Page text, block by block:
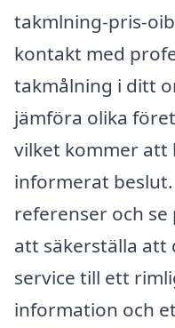
takmlning-pris-
kontakt med
takmålning i ditt
jämföra olika
vilket kommer
informerat
referenser och
att säkerställa
service till ett
information och